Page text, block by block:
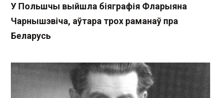
У Польшчы выйшла біяграфія Фларыяна
Чарнышэвіча, аўтара трох раманаў пра
Беларусь